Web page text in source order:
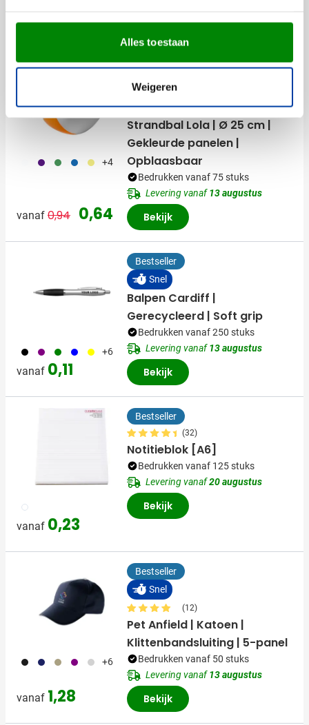
Alles toestaan
Weigeren
vanafNormale prijs
0,43 Speciale prijs
0,24 Bekijk
024 004 005 006 +4
vanaf Normale prijs
0,94 Speciale prijs
0,64
Aanbieding
Snel
(11)
Strandbal Lola | Ø 25 cm |
Gekleurde panelen |
Opblaasbaar
Bedrukken vanaf 75 stuks
Levering vanaf13 augustus
Bekijk
001 024 004 005 006 +6
vanaf 0,11
Bestseller
Snel
Balpen Cardiff |
Gerecycleerd | Soft grip
Bedrukken vanaf 250 stuks
Levering vanaf13 augustus
Bekijk
002
vanaf 0,23
Bestseller
(32)
Notitieblok [A6]
Bedrukken vanaf 125 stuks
Levering vanaf20 augustus
Bekijk
001 023 013 024 002 +6
vanaf 1,28
Bestseller
Snel
(12)
Pet Anfield | Katoen |
Klittenbandsluiting | 5-panel
Bedrukken vanaf 50 stuks
Levering vanaf13 augustus
Bekijk